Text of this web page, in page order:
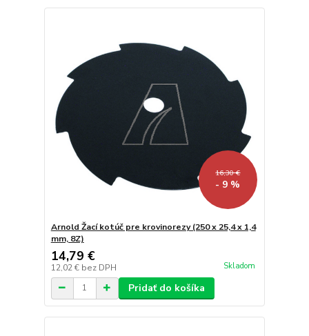
16,30 €
- 9 %
Arnold Žací kotúč pre krovinorezy (250 x 25,4 x 1,4
mm, 8Z)
14,79 €
12,02 € bez DPH Skladom
Pridať do košíka